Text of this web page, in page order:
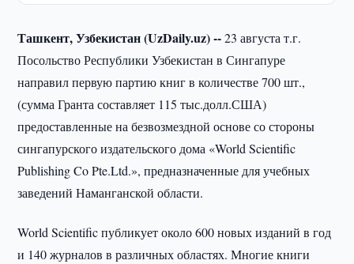
Ташкент, Узбекистан (UzDaily.uz) --23 августа т.г.
Посольство Республики Узбекистан в Сингапуре
направил первую партию книг в количестве 700 шт.,
(сумма Гранта составляет 115 тыс.долл.США)
предоставленные на безвозмездной основе со стороны
сингапурского издательского дома «World Scientific
Publishing Co Pte.Ltd.», предназначенные для учебных
заведений Наманганской области.
World Scientific публикует около 600 новых изданий в год
и 140 журналов в различных областях. Многие книги